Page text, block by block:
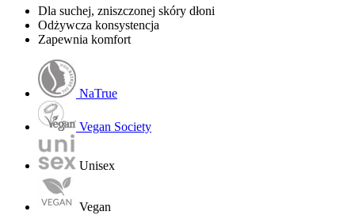
Dla suchej, zniszczonej skóry dłoni
Odżywcza konsystencja
Zapewnia komfort
NaTrue
Vegan Society
Unisex
Vegan